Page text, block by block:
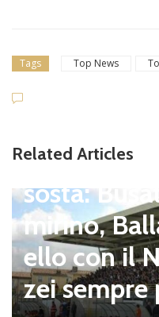
Tags Top News
Related Articles
pagnano),
sosta:
mirino,
ello con il
zei